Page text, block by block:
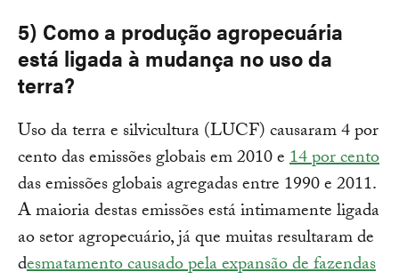
5) Como a produção agropecuária
está ligada à mudança no uso da
terra?
Uso da terra e silvicultura (LUCF) causaram 4 por
cento das emissões globais em 2010 e14 por cento
das emissões globais agregadas entre 1990 e 2011.
A maioria destas emissões está intimamente ligada
ao setor agropecuário, já que muitas resultaram de
desmatamento causado pela expansão de fazendas